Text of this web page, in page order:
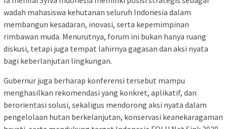
wadah mahasiswa kehutanan seluruh Indonesia dalam
membangun kesadaran, inovasi, serta kepemimpinan
rimbawan muda. Menurutnya, forum ini bukan hanya ruang
diskusi, tetapi juga tempat lahirnya gagasan dan aksi nyata
bagi keberlanjutan lingkungan.
Gubernur juga berharap konferensi tersebut mampu
menghasilkan rekomendasi yang konkret, aplikatif, dan
berorientasi solusi, sekaligus mendorong aksi nyata dalam
pengelolaan hutan berkelanjutan, konservasi keanekaragaman